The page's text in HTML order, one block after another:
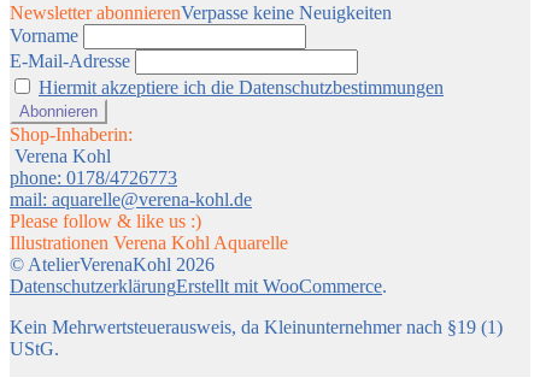
Newsletter abonnierenVerpasse keine Neuigkeiten
Vorname
E-Mail-Adresse
Hiermit akzeptiere ich die Datenschutzbestimmungen
Shop-Inhaberin:
Verena Kohl
phone: 0178/4726773
mail: aquarelle@verena-kohl.de
Please follow & like us :)
Illustrationen Verena Kohl Aquarelle
© AtelierVerenaKohl 2026
DatenschutzerklärungErstellt mit WooCommerce.
Kein Mehrwertsteuerausweis, da Kleinunternehmer nach §19 (1)
UStG.